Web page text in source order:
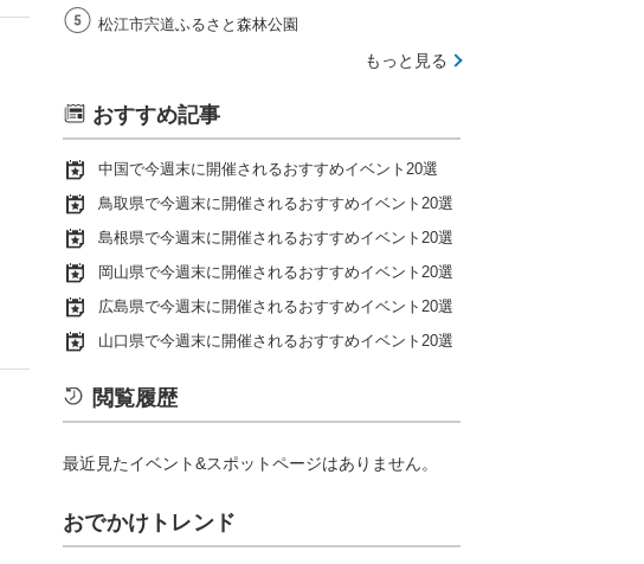
松江市宍道ふるさと森林公園
もっと見る
おすすめ記事
中国で今週末に開催されるおすすめイベント20選
鳥取県で今週末に開催されるおすすめイベント20選
島根県で今週末に開催されるおすすめイベント20選
岡山県で今週末に開催されるおすすめイベント20選
広島県で今週末に開催されるおすすめイベント20選
山口県で今週末に開催されるおすすめイベント20選
閲覧履歴
最近見たイベント&スポットページはありません。
おでかけトレンド